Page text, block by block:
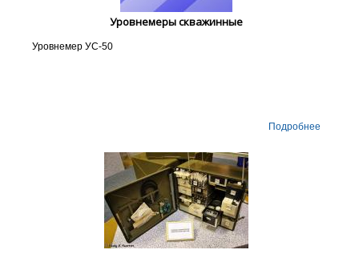
Уровнемеры скважинные
Уровнемер УС-50
Подробнее